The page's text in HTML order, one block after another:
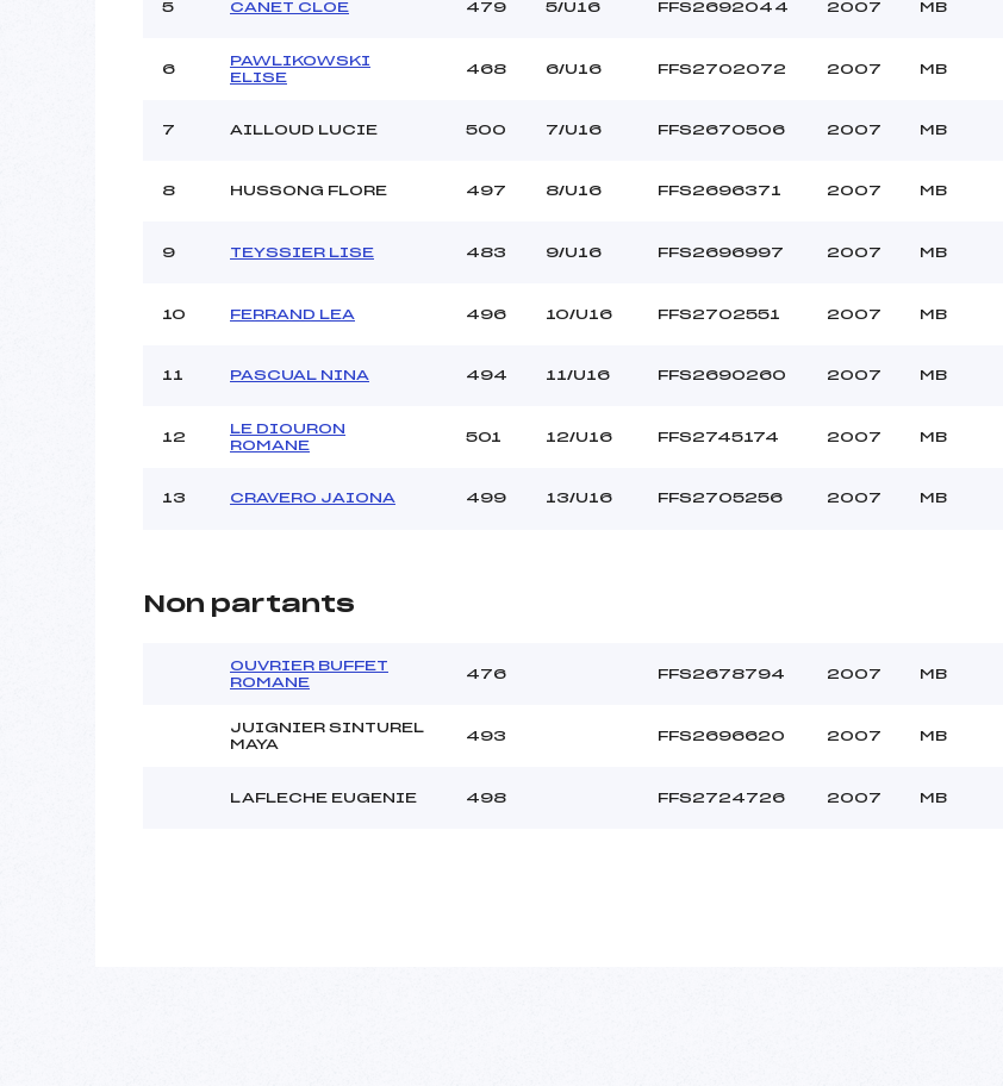
5 CANET CLOE 479 5/U16 FFS2692044 2007 MB
6
PAWLIKOWSKI
ELISE
468 6/U16 FFS2702072 2007 MB
7 AILLOUD LUCIE 500 7/U16 FFS2670506 2007 MB
8 HUSSONG FLORE 497 8/U16 FFS2696371 2007 MB
9 TEYSSIER LISE 483 9/U16 FFS2696997 2007 MB
10 FERRAND LEA 496 10/U16 FFS2702551 2007 MB
11 PASCUAL NINA 494 11/U16 FFS2690260 2007 MB
12
LE DIOURON
ROMANE
501 12/U16 FFS2745174 2007 MB
13 CRAVERO JAIONA 499 13/U16 FFS2705256 2007 MB
Non partants
OUVRIER BUFFET
ROMANE
476 FFS2678794 2007 MB
JUIGNIER SINTUREL
MAYA
493 FFS2696620 2007 MB
LAFLECHE EUGENIE 498 FFS2724726 2007 MB